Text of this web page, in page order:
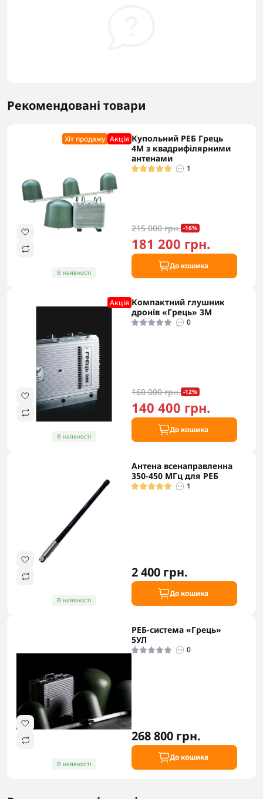
Рекомендовані товари
Хіт продажу Акцiя
В наявності
Купольний РЕБ Грець
4М з квадрифілярними
антенами
1
215 000 грн. -16%
181 200 грн.
До кошика
Акцiя
В наявності
Компактний глушник
дронів «Грець» 3М
0
160 000 грн. -12%
140 400 грн.
До кошика
В наявності
Антена всенаправленна
350-450 МГц для РЕБ
1
2 400 грн.
До кошика
В наявності
РЕБ-система «Грець»
5УЛ
0
268 800 грн.
До кошика